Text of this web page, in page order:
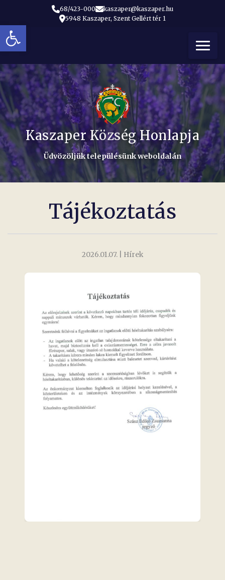
Eszköztár megnyitása
68/423-000
kaszaper@kaszaper.hu
5948 Kaszaper, Szent Gellért tér 1
Kaszaper Község Honlapja
Üdvözöljük településünk weboldalán
Tájékoztatás
2026.01.07. | Hírek